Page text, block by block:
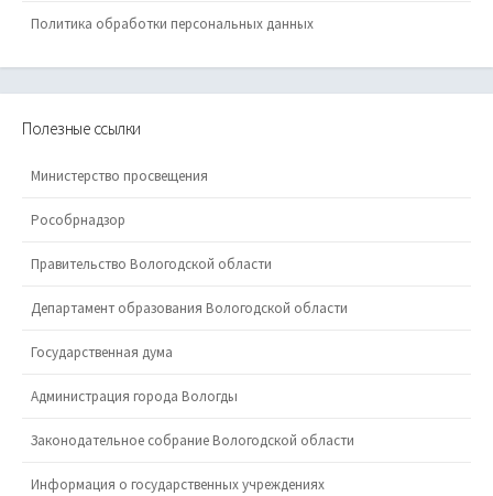
Политика обработки персональных данных
Полезные ссылки
Министерство просвещения
Рособрнадзор
Правительство Вологодской области
Департамент образования Вологодской области
Государственная дума
Администрация города Вологды
Законодательное собрание Вологодской области
Информация о государственных учреждениях